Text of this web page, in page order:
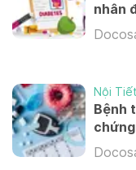
Bền vững
22,200,000
CHƯƠNG TRÌNH
nhân
Nội Tiết
Bệnh